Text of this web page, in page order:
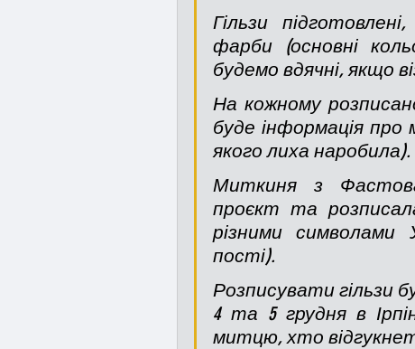
Гільзи
фарби (основні
будемо вдячні, якщо
На кожному
буде інформація про
якого лиха наробила).
Миткиня з
проєкт та
різними
пості).
Розписувати гільзи
4 та 5 грудня в
митцю, хто